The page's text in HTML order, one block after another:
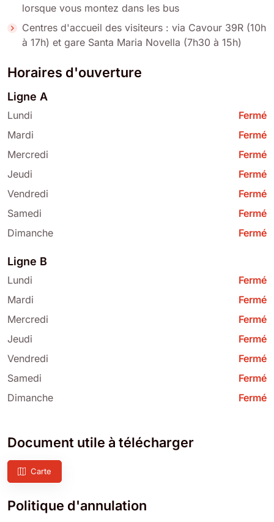
lorsque vous montez dans les bus
Centres d'accueil des visiteurs : via Cavour 39R (10h
à 17h) et gare Santa Maria Novella (7h30 à 15h)
Horaires d'ouverture
Ligne A
Lundi
Fermé
Mardi
Fermé
Mercredi
Fermé
Jeudi
Fermé
Vendredi
Fermé
Samedi
Fermé
Dimanche
Fermé
Ligne B
Lundi
Fermé
Mardi
Fermé
Mercredi
Fermé
Jeudi
Fermé
Vendredi
Fermé
Samedi
Fermé
Dimanche
Fermé
Document utile à télécharger
Carte
Politique d'annulation